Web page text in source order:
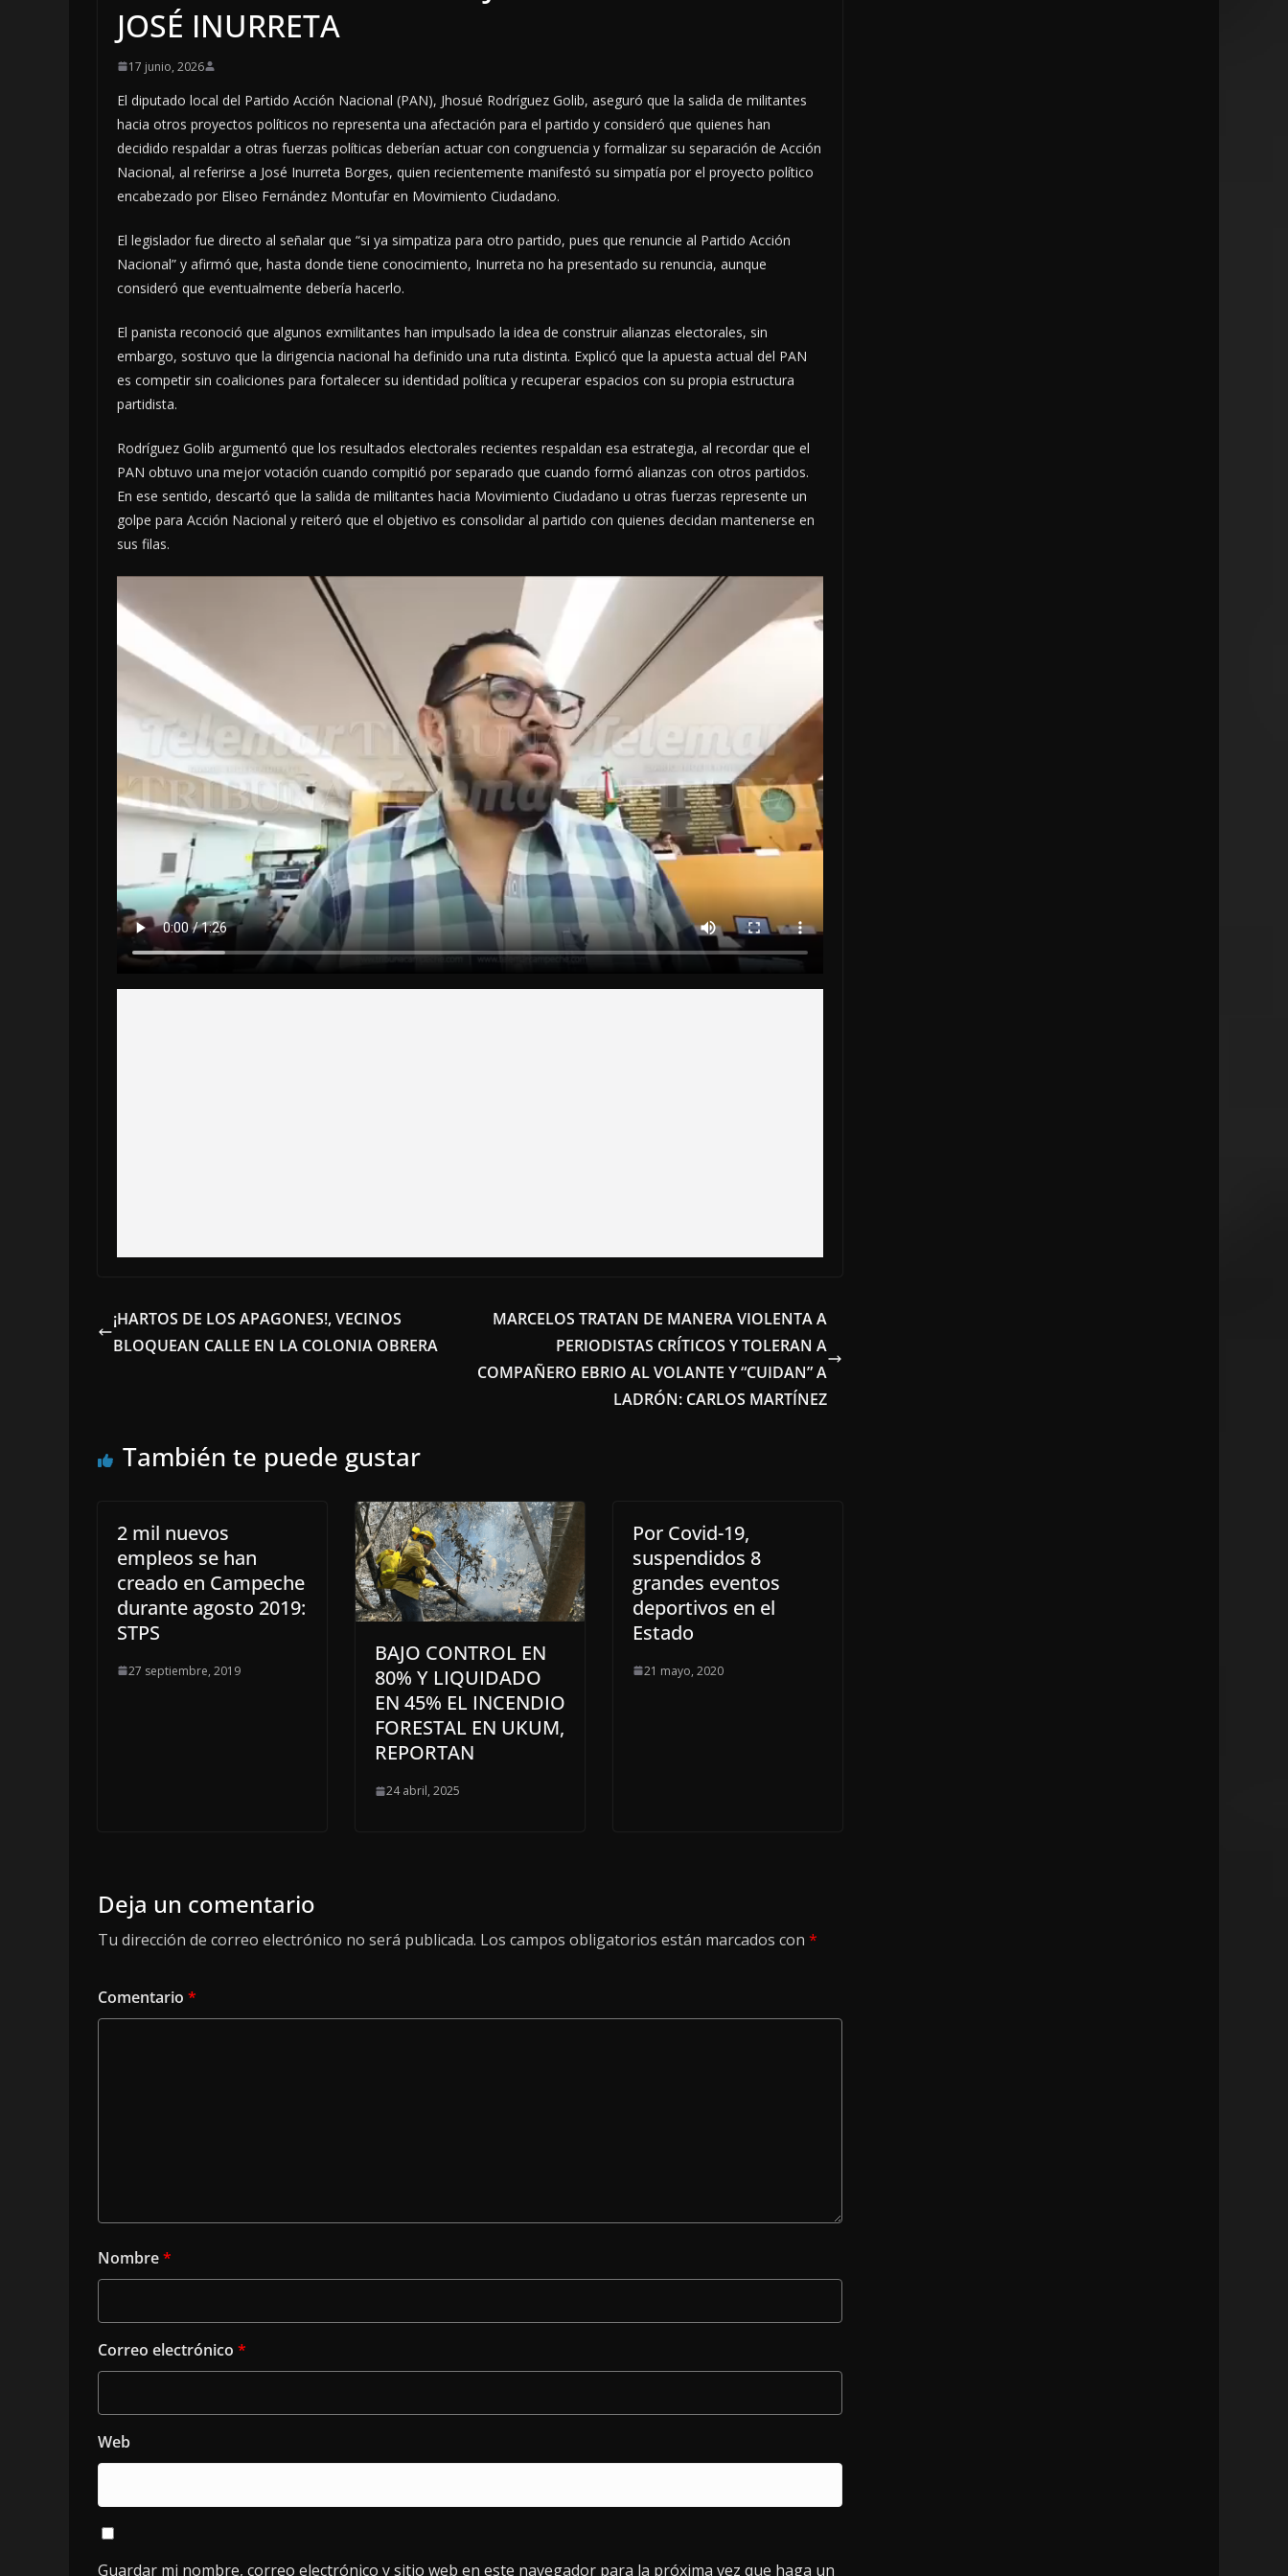
JOSÉ INURRETA
17 junio, 2026
El diputado local del Partido Acción Nacional (PAN), Jhosué Rodríguez Golib, aseguró que la salida de militantes
hacia otros proyectos políticos no representa una afectación para el partido y consideró que quienes han
decidido respaldar a otras fuerzas políticas deberían actuar con congruencia y formalizar su separación de Acción
Nacional, al referirse a José Inurreta Borges, quien recientemente manifestó su simpatía por el proyecto político
encabezado por Eliseo Fernández Montufar en Movimiento Ciudadano.
El legislador fue directo al señalar que “si ya simpatiza para otro partido, pues que renuncie al Partido Acción
Nacional” y afirmó que, hasta donde tiene conocimiento, Inurreta no ha presentado su renuncia, aunque
consideró que eventualmente debería hacerlo.
El panista reconoció que algunos exmilitantes han impulsado la idea de construir alianzas electorales, sin
embargo, sostuvo que la dirigencia nacional ha definido una ruta distinta. Explicó que la apuesta actual del PAN
es competir sin coaliciones para fortalecer su identidad política y recuperar espacios con su propia estructura
partidista.
Rodríguez Golib argumentó que los resultados electorales recientes respaldan esa estrategia, al recordar que el
PAN obtuvo una mejor votación cuando compitió por separado que cuando formó alianzas con otros partidos.
En ese sentido, descartó que la salida de militantes hacia Movimiento Ciudadano u otras fuerzas represente un
golpe para Acción Nacional y reiteró que el objetivo es consolidar al partido con quienes decidan mantenerse en
sus filas.
¡HARTOS DE LOS APAGONES!, VECINOS
BLOQUEAN CALLE EN LA COLONIA OBRERA
MARCELOS TRATAN DE MANERA VIOLENTA A
PERIODISTAS CRÍTICOS Y TOLERAN A
COMPAÑERO EBRIO AL VOLANTE Y “CUIDAN” A
LADRÓN: CARLOS MARTÍNEZ
También te puede gustar
2 mil nuevos
empleos se han
creado en Campeche
durante agosto 2019:
STPS
27 septiembre, 2019
BAJO CONTROL EN
80% Y LIQUIDADO
EN 45% EL INCENDIO
FORESTAL EN UKUM,
REPORTAN
24 abril, 2025
Por Covid-19,
suspendidos 8
grandes eventos
deportivos en el
Estado
21 mayo, 2020
Deja un comentario
Tu dirección de correo electrónico no será publicada. Los campos obligatorios están marcados con *
Comentario *
Nombre*
Correo electrónico *
Web
Guardar mi nombre, correo electrónico y sitio web en este navegador para la próxima vez que haga un